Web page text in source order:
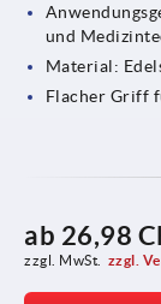
und
Material:
Flacher Griff
ab 26,98
zzgl. MwSt. zzgl.